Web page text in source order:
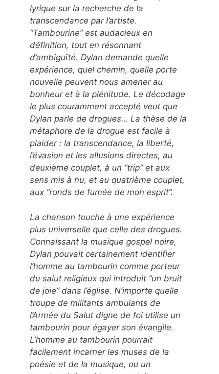
lyrique sur la recherche de la
transcendance par l’artiste.
“Tambourine” est audacieux en
définition, tout en résonnant
d’ambiguïté. Dylan demande quelle
expérience, quel chemin, quelle porte
nouvelle peuvent nous amener au
bonheur et à la plénitude. Le décodage
le plus couramment accepté veut que
Dylan parle de drogues… La thèse de la
métaphore de la drogue est facile à
plaider : la transcendance, la liberté,
l’évasion et les allusions directes, au
deuxième couplet, à un “trip” et aux
sens mis à nu, et au quatrième couplet,
aux “ronds de fumée de mon esprit”.
La chanson touche à une expérience
plus universelle que celle des drogues.
Connaissant la musique gospel noire,
Dylan pouvait certainement identifier
l’homme au tambourin comme porteur
du salut religieux qui introduit “un bruit
de joie” dans l’église. N’importe quelle
troupe de militants ambulants de
l’Armée du Salut digne de foi utilise un
tambourin pour égayer son évangile.
L’homme au tambourin pourrait
facilement incarner les muses de la
poésie et de la musique, ou un